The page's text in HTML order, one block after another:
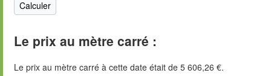
Le prix au mètre carré :
Le prix au mètre carré à cette date était de 5 606,26 €.